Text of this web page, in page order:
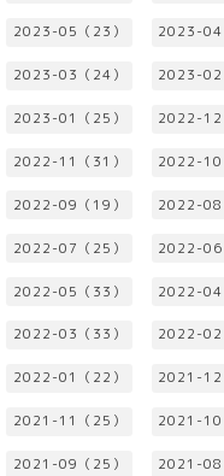
2023-05（23） 2023-04
2023-03（24） 2023-02
2023-01（25） 2022-12
2022-11（31） 2022-10
2022-09（19） 2022-08
2022-07（25） 2022-06
2022-05（33） 2022-04
2022-03（33） 2022-02
2022-01（22） 2021-12
2021-11（25） 2021-10
2021-09（25） 2021-08